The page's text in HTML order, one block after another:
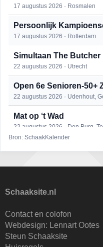
17 augustus 2026 · Rosmalen
Persoonlijk
17 augustus 2026 · Rotterdam
Simultaan The Butcher
22 augustus 2026 · Utrecht
Open 6e Senioren-50+
22 augustus 2026 · Udenhout,
Mat op ‘t Wad
22 augustus 2026 · Den Burg,
25 augustus 2026 · Bunschoten-
27 augustus 2026 · Delft
Bron: SchaakKalender
Schaaksite.nl
Contact en colofon
Webdesign: Lennart Ootes
Steun Schaaksite